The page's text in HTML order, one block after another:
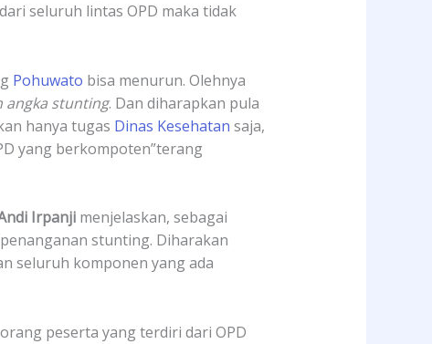
seluruh lintas OPD maka tidak
Pohuwato bisa menurun. Olehnya
angka stunting. Dan diharapkan pula
hanya tugas Dinas Kesehatan saja,
yang berkompoten”terang
Irpanji menjelaskan, sebagai
stunting. Diharakan
seluruh komponen yang ada
peserta yang terdiri dari OPD